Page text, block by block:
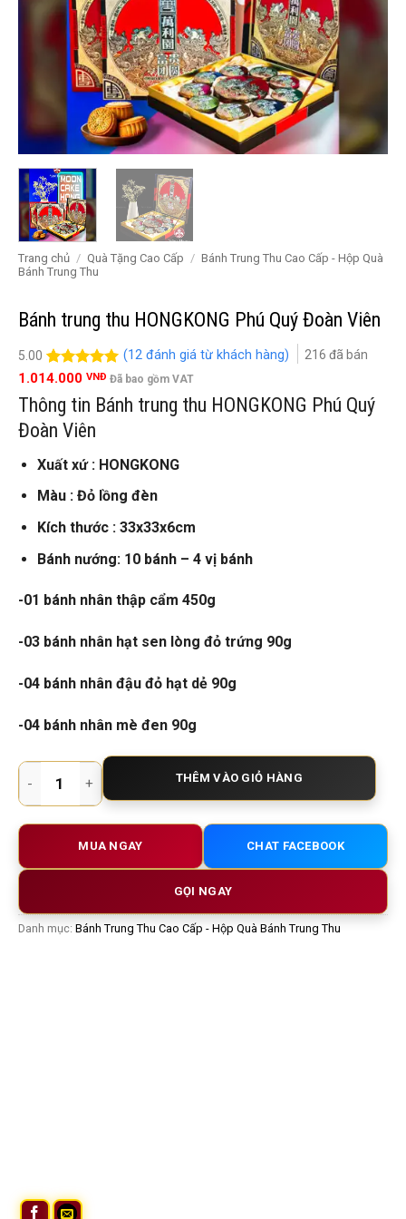
Trang chủ / Quà Tặng Cao Cấp / Bánh Trung Thu Cao Cấp - Hộp Quà
Bánh Trung Thu
Bánh trung thu HONGKONG Phú Quý Đoàn Viên
5.00
5.00trên 5
12
(12đánh giá từ khách hàng) 216 đã bán
1.014.000 VNĐ Đã bao gồm VAT
Thông tin Bánh trung thu HONGKONG Phú Quý
Đoàn Viên
Xuất xứ : HONGKONG
Màu : Đỏ lồng đèn
Kích thước : 33x33x6cm
Bánh nướng: 10 bánh – 4 vị bánh
-01 bánh nhân thập cẩm 450g
-03 bánh nhân hạt sen lòng đỏ trứng 90g
-04 bánh nhân đậu đỏ hạt dẻ 90g
-04 bánh nhân mè đen 90g
Bánh trung thu HONGKONG Phú Quý Đoàn Viên số lượng
THÊM VÀO GIỎ HÀNG
MUA NGAY CHAT FACEBOOK
GỌI NGAY
Danh mục: Bánh Trung Thu Cao Cấp - Hộp Quà Bánh Trung Thu